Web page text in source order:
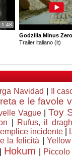
1:48
Godzilla Minus Zero
Trailer italiano (it)
Navidad
Il
e le favole
Vague Toy
Rufus, il
incidente
la felicità |
Hokum